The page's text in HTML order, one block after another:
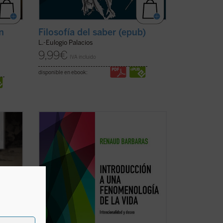
Filosofía del saber (epub)
L.-Eulogio Palacios
9,99€ IVA incluido
disponible en ebook:
la
«La vida ocupa un puesto singular en la
fenomenología. No hay pensamiento
fenomenológico, empezando por el de su
fundador, para el que esta noción no
desempeñe un papel central. De la
husserliana a la vida fáctica
(ver ficha)